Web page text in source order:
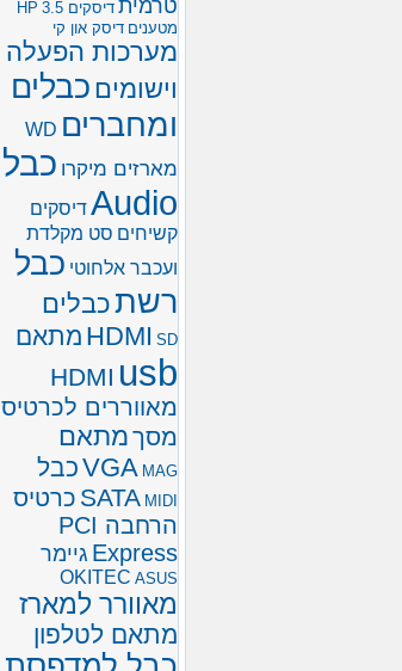
טרמית דיסקים 3.5
HP
מטענים דיסק און קי
מערכות הפעלה
וישומים כבלים
ומחברים WD
מארזים מיקרו כבל
Audioדיסקים
קשיחים סט מקלדת
ועכבר אלחוטי כבל
רשתכבלים
HDMI SD
מתאם
HDMI usb
מאווררים לכרטיס
מסךמתאם
VGA MAG
כבל
SATA MIDI
כרטיס
הרחבה PCI
Express גיימר
OKITEC ASUS
מאוורר למארז
מתאם לטלפון